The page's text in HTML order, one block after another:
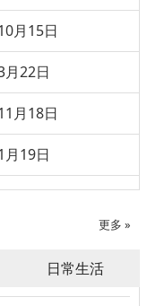
月15日
月22日
月18日
月19日
更多 »
日常生活